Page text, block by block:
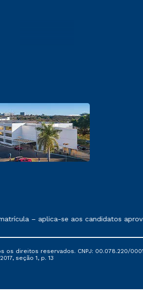
de prestação de serviços.
– aplica-se aos candidatos
direitos reservados. CNPJ: 00.078.220/
seção 1, p. 13